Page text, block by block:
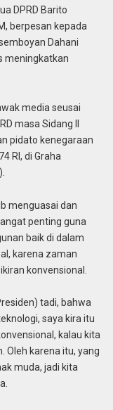
DPRD Barito
berpesan kepada
Dahani
meningkatkan
media seusai
masa Sidang II
pidato kenegaraan
RI, di Graha
menguasai dan
penting guna
baik di dalam
karena zaman
konvensional.
tadi, bahwa
saya kira itu
kalau kita
Oleh karena itu, yang
muda, jadi kita